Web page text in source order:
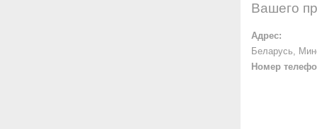
Вашего
Адрес:
Беларусь,
Номер